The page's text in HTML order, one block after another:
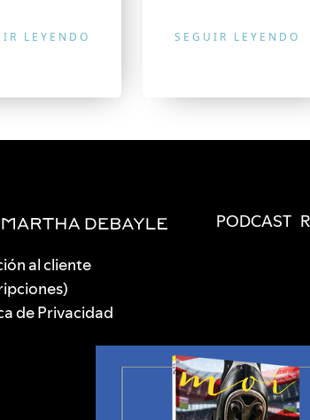
LEYENDO SEGUIR LEYENDO
al cliente
de Privacidad
PODCAST